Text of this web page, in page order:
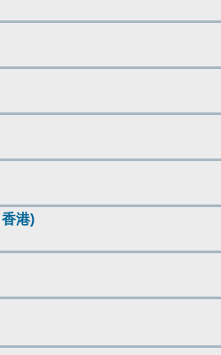
港)